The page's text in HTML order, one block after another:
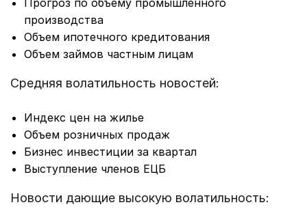
производства
Объем ипотечного кредитования
Объем займов частным лицам
Средняя волатильность новостей:
Индекс цен на жилье
Объем розничных продаж
Бизнес инвестиции за квартал
Выступление членов ЕЦБ
Новости дающие высокую волатильность: